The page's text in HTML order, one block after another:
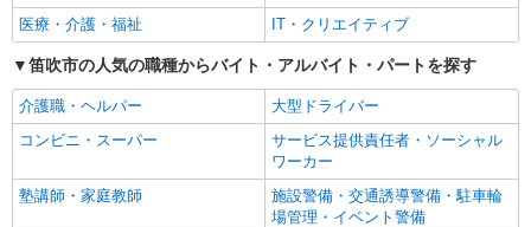
医療・介護・福祉
IT・クリエイティブ
笛吹市の人気の職種からバイト・アルバイト・パートを探す
介護職・ヘルパー
大型ドライバー
コンビニ・スーパー
サービス提供責任者・ソーシャル
ワーカー
塾講師・家庭教師
施設警備・交通誘導警備・駐車輪
場管理・イベント警備